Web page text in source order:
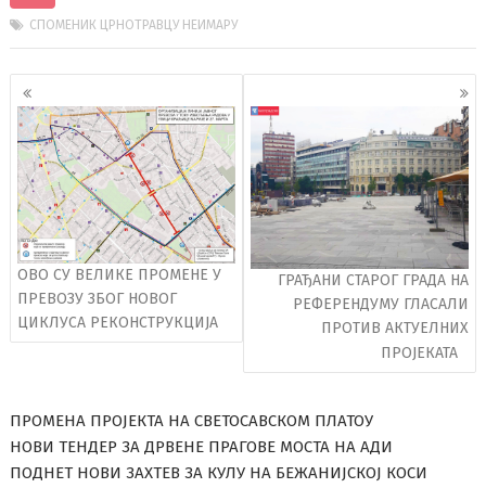
СПОМЕНИК ЦРНОТРАВЦУ НЕИМАРУ
Кретање
чланака
ОВО СУ ВЕЛИКЕ ПРОМЕНЕ У
ПРЕВОЗУ ЗБОГ НОВОГ
ЦИКЛУСА РЕКОНСТРУКЦИЈА
ГРАЂАНИ СТАРОГ ГРАДА НА
РЕФЕРЕНДУМУ ГЛАСАЛИ
ПРОТИВ АКТУЕЛНИХ
ПРОЈЕКАТА
ПРОМЕНА ПРОЈЕКТА НА СВЕТОСАВСКОМ ПЛАТОУ
НОВИ ТЕНДЕР ЗА ДРВЕНЕ ПРАГОВЕ МОСТА НА АДИ
ПОДНЕТ НОВИ ЗАХТЕВ ЗА КУЛУ НА БЕЖАНИЈСКОЈ КОСИ